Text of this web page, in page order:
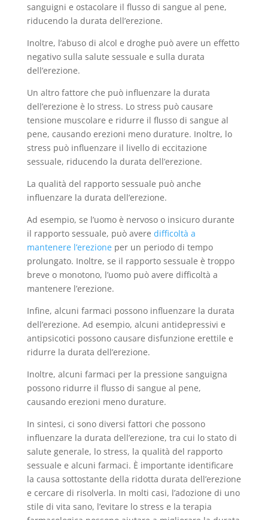
sanguigni e ostacolare il flusso di sangue al pene,
riducendo la durata dell’erezione.
Inoltre, l’abuso di alcol e droghe può avere un effetto
negativo sulla salute sessuale e sulla durata
dell’erezione.
Un altro fattore che può influenzare la durata
dell’erezione è lo stress. Lo stress può causare
tensione muscolare e ridurre il flusso di sangue al
pene, causando erezioni meno durature. Inoltre, lo
stress può influenzare il livello di eccitazione
sessuale, riducendo la durata dell’erezione.
La qualità del rapporto sessuale può anche
influenzare la durata dell’erezione.
Ad esempio, se l’uomo è nervoso o insicuro durante
il rapporto sessuale, può avere difficoltà a
mantenere l’erezioneper un periodo di tempo
prolungato. Inoltre, se il rapporto sessuale è troppo
breve o monotono, l’uomo può avere difficoltà a
mantenere l’erezione.
Infine, alcuni farmaci possono influenzare la durata
dell’erezione. Ad esempio, alcuni antidepressivi e
antipsicotici possono causare disfunzione erettile e
ridurre la durata dell’erezione.
Inoltre, alcuni farmaci per la pressione sanguigna
possono ridurre il flusso di sangue al pene,
causando erezioni meno durature.
In sintesi, ci sono diversi fattori che possono
influenzare la durata dell’erezione, tra cui lo stato di
salute generale, lo stress, la qualità del rapporto
sessuale e alcuni farmaci. È importante identificare
la causa sottostante della ridotta durata dell’erezione
e cercare di risolverla. In molti casi, l’adozione di uno
stile di vita sano, l’evitare lo stress e la terapia